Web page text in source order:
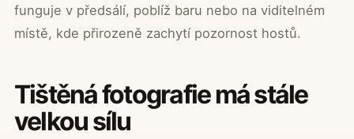
funguje v předsálí, poblíž baru nebo na viditelném
místě, kde přirozeně zachytí pozornost hostů.
Tištěná fotografie má stále
velkou sílu